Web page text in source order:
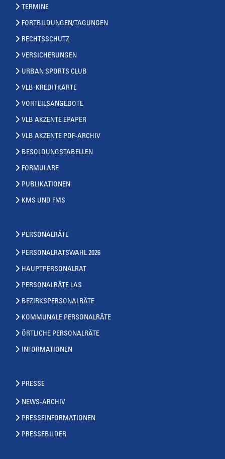
TERMINE
FORTBILDUNGEN/TAGUNGEN
RECHTSSCHUTZ
VERSICHERUNGEN
URBAN SPORTS CLUB
VLB-KREDITKARTE
VORTEILSANGEBOTE
VLB AKZENTE EPAPER
VLB AKZENTE PDF-ARCHIV
BESOLDUNGSTABELLEN
FORMULARE
PUBLIKATIONEN
KMS UND FMS
PERSONALRÄTE
PERSONALRATSWAHL 2026
HAUPTPERSONALRAT
PERSONALRÄTE LAS
BEZIRKSPERSONALRÄTE
KOMMUNALE PERSONALRÄTE
ÖRTLICHE PERSONALRÄTE
INFORMATIONEN
PRESSE
NEWS-ARCHIV
PRESSEINFORMATIONEN
PRESSEBILDER